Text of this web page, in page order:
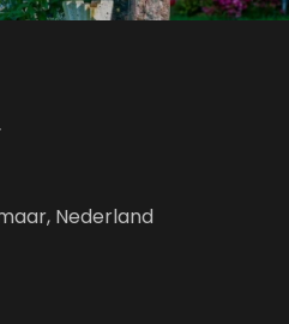
Nederland